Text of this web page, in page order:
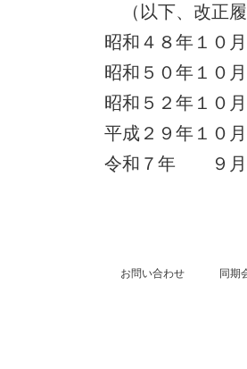
（以下、改正履
昭和４８年１０
昭和５０年１０
昭和５２年１０
平成２９年１０
令和７年 ９月
お問い合わせ 同期